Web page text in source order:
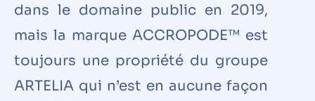
dans le domaine public en 2019,
mais la marque ACCROPODE™ est
toujours une propriété du groupe
ARTELIA qui n’est en aucune façon